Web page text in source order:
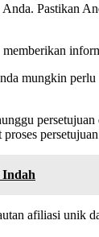
Pastikan
mungkin
Indah
afiliasi unik